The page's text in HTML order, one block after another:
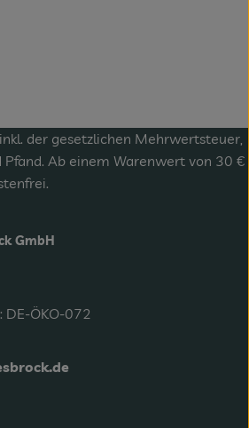
der gesetzlichen Mehrwertsteuer,
Pfand. Ab einem Warenwert von 30 €
GmbH
ÖKO-072